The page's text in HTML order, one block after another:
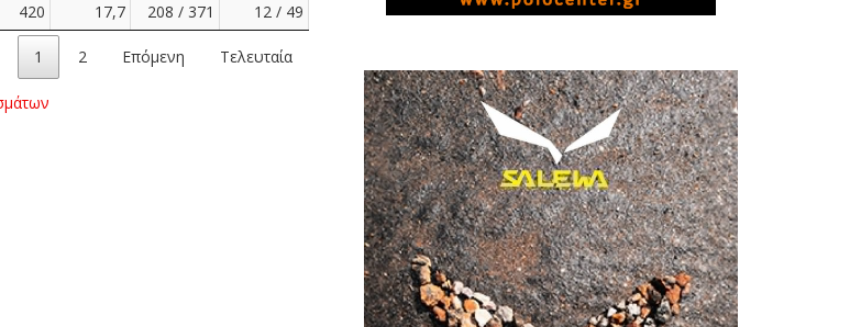
420 17,7 208 / 371 12 / 49
1 2 Επόμενη Τελευταία